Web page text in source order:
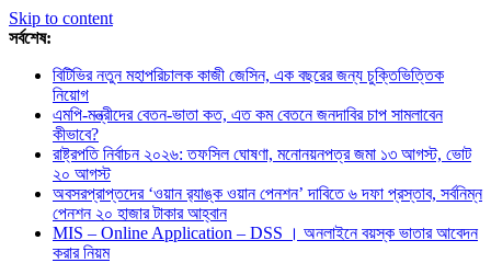
Skip to content
সর্বশেষ:
বিটিভির নতুন মহাপরিচালক কাজী জেসিন, এক বছরের জন্য চুক্তিভিত্তিক
নিয়োগ
এমপি-মন্ত্রীদের বেতন-ভাতা কত, এত কম বেতনে জনদাবির চাপ সামলাবেন
কীভাবে?
রাষ্ট্রপতি নির্বাচন ২০২৬: তফসিল ঘোষণা, মনোনয়নপত্র জমা ১৩ আগস্ট, ভোট
২০ আগস্ট
অবসরপ্রাপ্তদের ‘ওয়ান র‌্যাঙ্ক ওয়ান পেনশন’ দাবিতে ৬ দফা প্রস্তাব, সর্বনিম্ন
পেনশন ২০ হাজার টাকার আহ্বান
MIS – Online Application – DSS । অনলাইনে বয়স্ক ভাতার আবেদন
করার নিয়ম